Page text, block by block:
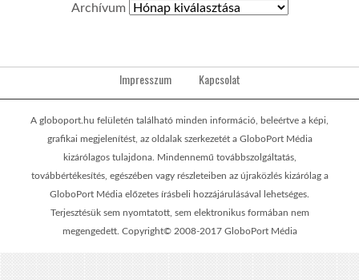
Archívum
Impresszum Kapcsolat
A globoport.hu felületén található minden információ, beleértve a képi,
grafikai megjelenítést, az oldalak szerkezetét a GloboPort Média
kizárólagos tulajdona. Mindennemű továbbszolgáltatás,
továbbértékesítés, egészében vagy részleteiben az újraközlés kizárólag a
GloboPort Média előzetes írásbeli hozzájárulásával lehetséges.
Terjesztésük sem nyomtatott, sem elektronikus formában nem
megengedett. Copyright© 2008-2017 GloboPort Média